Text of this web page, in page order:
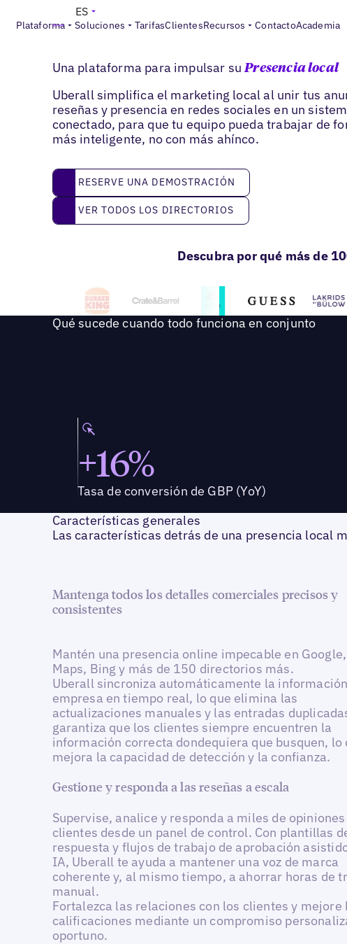
Plataforma Soluciones TarifasClientesRecursos ContactoAcademia
ES
Optimice y active su presencia local
Una plataforma para impulsar suPresencia local
Uberall simplifica el marketing local al unir tus
reseñas y presencia en redes sociales en un
conectado, para que tu equipo pueda trabajar de
más inteligente, no con más ahínco.
reserve una demostración
RESERVE UNA DEMOSTRACIÓN
Ver todos los directorios
VER TODOS LOS DIRECTORIOS
Descubra por qué más de
Qué sucede cuando todo funciona en conjunto
+16%
Tasa de conversión de GBP (YoY)
Características generales
Las características detrás de una presencia local
Mantenga todos los detalles comerciales precisos y
consistentes
Mantén una presencia online impecable en
Maps, Bing y más de 150 directorios más.
Uberall sincroniza automáticamente la
empresa en tiempo real, lo que elimina las
actualizaciones manuales y las entradas
garantiza que los clientes siempre encuentren la
información correcta dondequiera que busquen, lo
mejora la capacidad de detección y la confianza.
Gestione y responda a las reseñas a escala
Supervise, analice y responda a miles de opiniones
clientes desde un panel de control. Con plantillas
respuesta y flujos de trabajo de aprobación
IA, Uberall te ayuda a mantener una voz de marca
coherente y, al mismo tiempo, a ahorrar horas de
manual.
Fortalezca las relaciones con los clientes y mejore
calificaciones mediante un compromiso
oportuno.